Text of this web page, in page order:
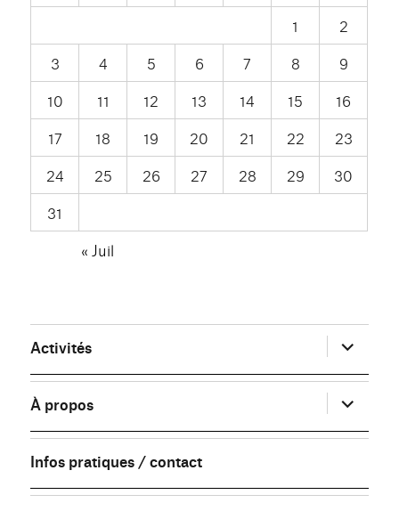
1
2
3
4 5 6 7 8
9
10
11 12 13 14 15
16
17
18 19 20 21 22
23
24
25 26 27 28 29
30
31
« Juil
Activités ouvrir
le
sous-
menu
À propos
ouvrir
le
sous-
menu
Infos pratiques / contact